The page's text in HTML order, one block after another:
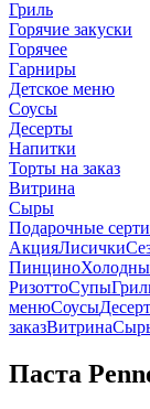
Гриль
Горячие закуски
Горячее
Гарниры
Детское меню
Соусы
Десерты
Напитки
Торты на заказ
Витрина
Сыры
Подарочные
АкцияЛисички
Пинцино
РизоттоСупы
менюСоусы
заказВитрина
Паста